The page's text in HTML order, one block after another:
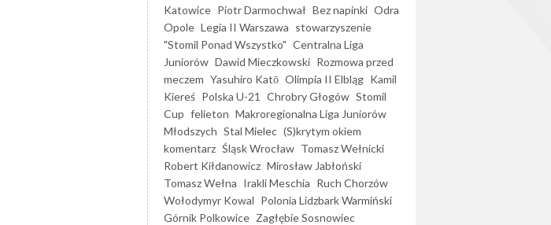
Katowice Piotr Darmochwał Bez napinki Odra
Opole Legia II Warszawa stowarzyszenie
"Stomil Ponad Wszystko" Centralna Liga
Juniorów Dawid Mieczkowski Rozmowa przed
meczem Yasuhiro Katō Olimpia II Elbląg Kamil
Kiereś Polska U-21 Chrobry Głogów Stomil
Cup felieton Makroregionalna Liga Juniorów
Młodszych Stal Mielec (S)krytym okiem
komentarz Śląsk Wrocław Tomasz Wełnicki
Robert Kiłdanowicz Mirosław Jabłoński
Tomasz Wełna Irakli Meschia Ruch Chorzów
Wołodymyr Kowal Polonia Lidzbark Warmiński
Górnik Polkowice Zagłębie Sosnowiec